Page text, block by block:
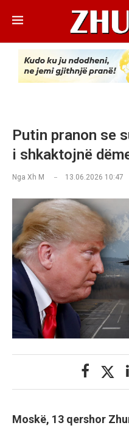
Putin pranon se
i shkaktojnë
Nga Xh M 13.06.2026 10:47
Moskë, 13 qershor